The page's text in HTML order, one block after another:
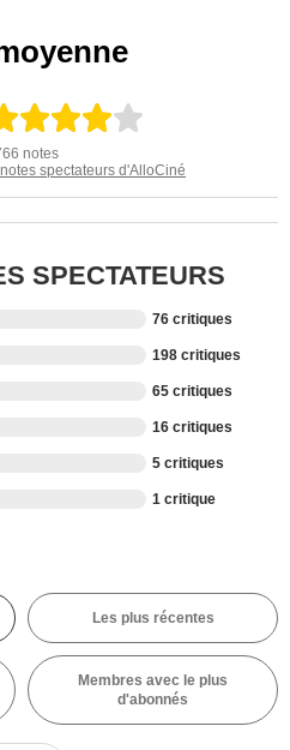
notes
spectateurs d'AlloCiné
SPECTATEURS
76 critiques
198 critiques
65 critiques
16 critiques
5 critiques
1 critique
Les plus récentes
Membres avec le plus
d'abonnés